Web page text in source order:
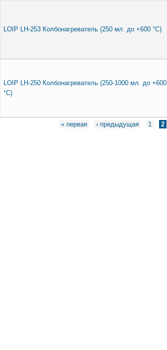
LOIP LH-253 Колбонагреватель (250 мл. до +600 °C)
LOIP LH-250 Колбонагреватель (250-1000 мл. до +600
°C)
« первая ‹ предыдущая 1 2